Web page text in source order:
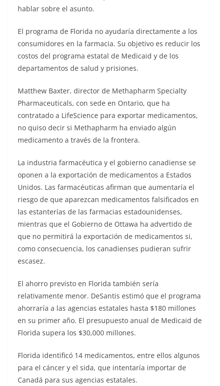
hablar sobre el asunto.
El programa de Florida no ayudaría directamente a los
consumidores en la farmacia. Su objetivo es reducir los
costos del programa estatal de Medicaid y de los
departamentos de salud y prisiones.
Matthew Baxter, director de Methapharm Specialty
Pharmaceuticals, con sede en Ontario, que ha
contratado a LifeScience para exportar medicamentos,
no quiso decir si Methapharm ha enviado algún
medicamento a través de la frontera.
La industria farmacéutica y el gobierno canadiense se
oponen a la exportación de medicamentos a Estados
Unidos. Las farmacéuticas afirman que aumentaría el
riesgo de que aparezcan medicamentos falsificados en
las estanterías de las farmacias estadounidenses,
mientras que el Gobierno de Ottawa ha advertido de
que no permitirá la exportación de medicamentos si,
como consecuencia, los canadienses pudieran sufrir
escasez.
El ahorro previsto en Florida también sería
relativamente menor. DeSantis estimó que el programa
ahorraría a las agencias estatales hasta $180 millones
en su primer año. El presupuesto anual de Medicaid de
Florida supera los $30,000 millones.
Florida identificó 14 medicamentos, entre ellos algunos
para el cáncer y el sida, que intentaría importar de
Canadá para sus agencias estatales.